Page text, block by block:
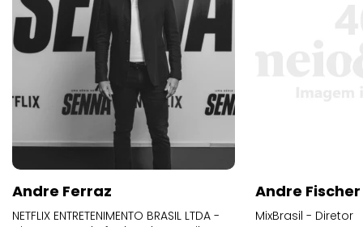
Andre Ferraz
NETFLIX ENTRETENIMENTO BRASIL LTDA -
Andre Fischer
MixBrasil - Diretor